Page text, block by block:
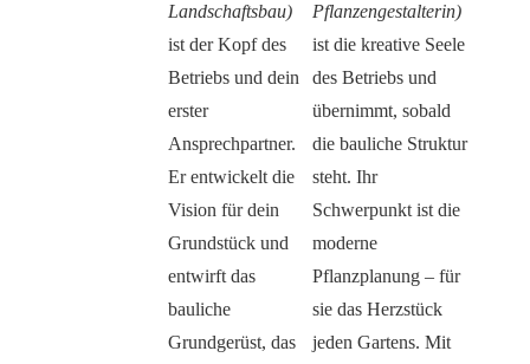
Landschaftsbau)
ist der Kopf des
Betriebs und dein
erster
Ansprechpartner.
Er entwickelt die
Vision für dein
Grundstück und
entwirft das
bauliche
Grundgerüst, das
Pflanzengestalterin)
ist die kreative Seele
des Betriebs und
übernimmt, sobald
die bauliche Struktur
steht. Ihr
Schwerpunkt ist die
moderne
Pflanzplanung – für
sie das Herzstück
jeden Gartens. Mit